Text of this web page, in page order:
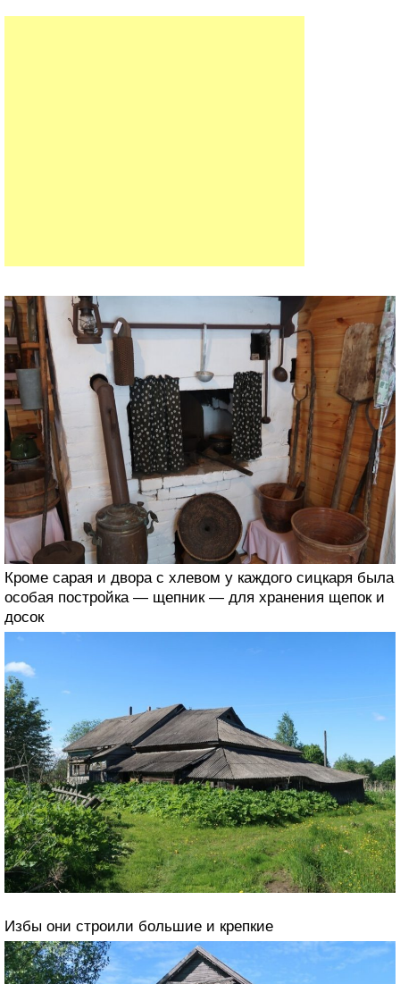
Кроме сарая и двора с хлевом у каждого сицкаря была
особая постройка — щепник — для хранения щепок и
досок
Избы они строили большие и крепкие